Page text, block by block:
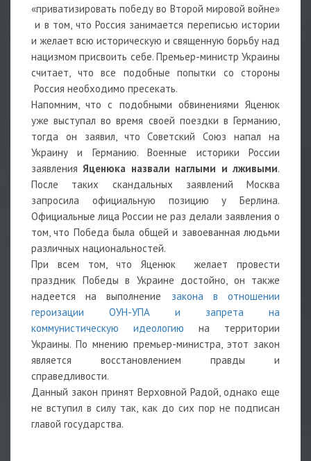
«приватизировать победу во Второй мировой войне»
и в том, что Россия занимается переписью истории
и желает всю историческую и священную борьбу над
нацизмом присвоить себе. Премьер-министр Украины
считает, что все подобные попытки со стороны
Россия необходимо пресекать.
Напомним, что с подобными обвинениями Яценюк
уже выступал во время своей поездки в Германию,
тогда он заявил, что Советский Союз напал на
Украину и Германию. Военные историки России
заявления Яценюка назвали наглыми и лживыми.
После таких скандальных заявлений Москва
запросила официальную позицию у Берлина.
Официальные лица России не раз делали заявления о
том, что Победа была общей и завоеванная людьми
различных национальностей.
При всем том, что Яценюк желает провести
праздник Победы в Украине достойно, он также
надеется на выполнение закона в отношении
героизации ОУН-УПА и запрета на
коммунистическую идеологию на территории
Украины. По мнению премьер-министра, этот закон
является восстановлением правды и
справедливости.
Данный закон принят Верховной Радой, однако еще
не вступил в силу так, как до сих пор не подписан
главой государства.